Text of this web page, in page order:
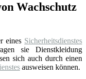
Wachschutz
eines Sicherheitsdienstes
sie Dienstkleidung
sich auch durch einen
ausweisen können.